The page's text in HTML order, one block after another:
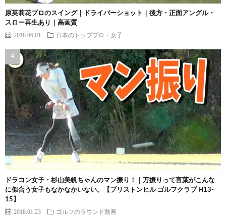
原英莉花プロのスイング｜ドライバーショット｜後方・正面アングル・
スロー再生あり｜高画質
2018.06.01 日本のトッププロ・女子
ドラコン女子・杉山美帆ちゃんのマン振り！｜万振りって言葉がこんな
に似合う女子もなかなかいない。【ブリストンヒル ゴルフクラブ H13-
15】
2018.01.23 ゴルフのラウンド動画